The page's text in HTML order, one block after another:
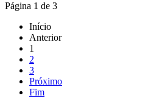
Página 1 de 3
Início
Anterior
1
2
3
Próximo
Fim